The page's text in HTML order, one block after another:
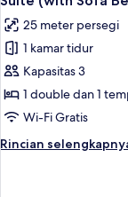
semua
foto
untuk
Suite
(with
Sofa
25 meter persegi
1 kamar tidur
Kapasitas 3
1 double dan 1
Wi-Fi Gratis
Rincian
Rincian